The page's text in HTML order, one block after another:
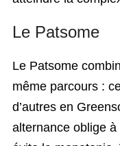
Le Patsome
Le Patsome
même parcours :
d’autres en
alternance oblige à